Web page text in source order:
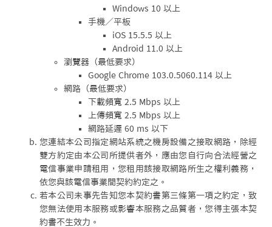
Windows 10 以上
手機／平板
iOS 15.5.5 以上
Android 11.0 以上
瀏覽器（最低要求）
Google Chrome 103.0.5060.114 以上
網路（最低要求）
下載頻寬 2.5 Mbps 以上
上傳頻寬 2.5 Mbps 以上
網路延遲 60 ms 以下
您連結本公司指定網站系統之機房設備之接取網路，除經
雙方約定由本公司所提供者外，應由您自行向合法經營之
電信事業申請租用，您租用該接取網路所生之權利義務，
依您與該電信事業間契約約定之。
若本公司未事先告知您本契約書第三條第一項之約定，致
您無法使用本服務或影響本服務之品質者，您得主張本契
約書不生效力。